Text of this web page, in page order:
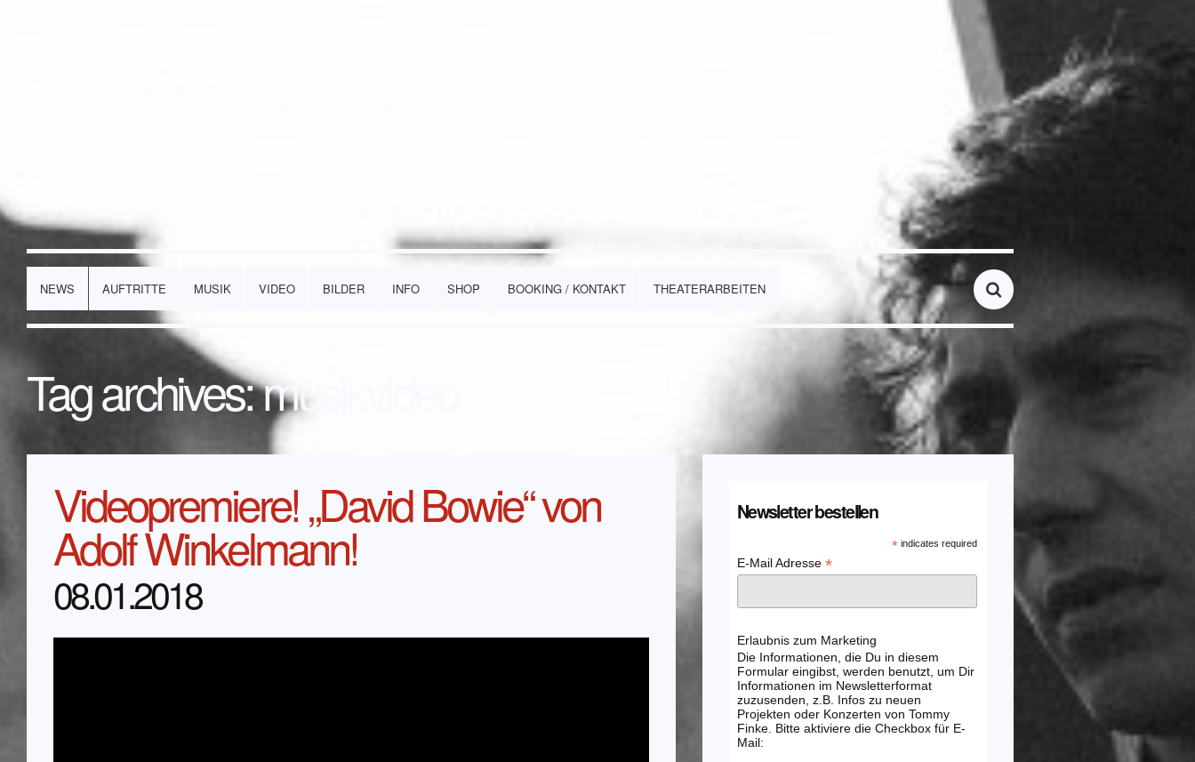
NEWS AUFTRITTE MUSIK VIDEO BILDER INFO SHOP BOOKING / KONTAKT THEATERARBEITEN
Tag archives:musikvideo
Videopremiere! „David Bowie“ von
Adolf Winkelmann!
08.01.2018
Newsletter bestellen
*indicates required
E-Mail Adresse *
Erlaubnis zum Marketing
Die Informationen, die Du in diesem
Formular eingibst, werden benutzt, um Dir
Informationen im Newsletterformat
zuzusenden, z.B. Infos zu neuen
Projekten oder Konzerten von Tommy
Finke. Bitte aktiviere die Checkbox für E-
Mail: